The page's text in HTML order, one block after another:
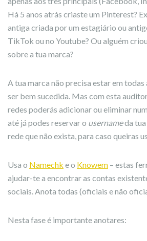
Há 5 anos atrás criaste um Pinterest?
antiga criada por um estagiário ou
TikTok ou no Youtube? Ou alguém
sobre a tua marca?
A tua marca não precisa estar em todas
ser bem sucedida. Mas com esta
redes poderás adicionar ou eliminar
até já podes reservar o usernameda tua
rede que não exista, para caso queiras
Usa o Namechk e o Knowem – estas
ajudar-te a encontrar as contas
sociais. Anota todas (oficiais e não
Nesta fase é importante anotares: